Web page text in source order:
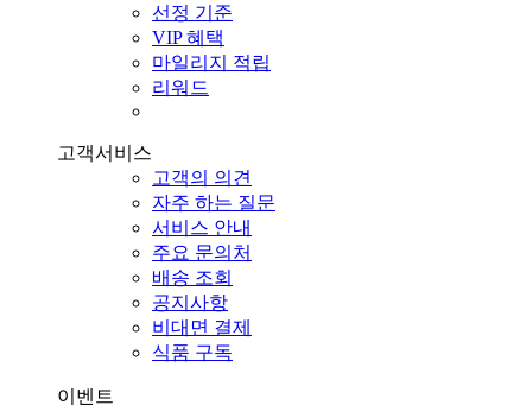
선정 기준
VIP 혜택
마일리지 적립
리워드
고객서비스
고객의 의견
자주 하는 질문
서비스 안내
주요 문의처
배송 조회
공지사항
비대면 결제
식품 구독
이벤트